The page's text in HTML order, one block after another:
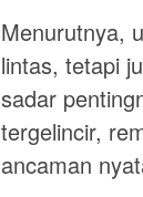
Menurutnya,
lintas, tetapi
sadar
tergelincir,
ancaman